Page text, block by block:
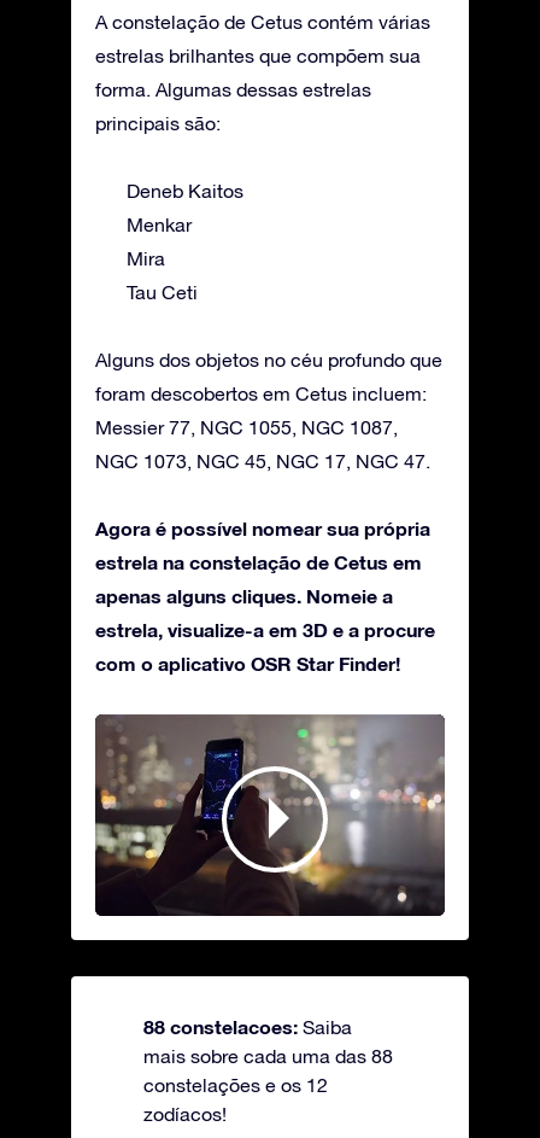
A constelação de Cetus contém várias
estrelas brilhantes que compõem sua
forma. Algumas dessas estrelas
principais são:
Deneb Kaitos
Menkar
Mira
Tau Ceti
Alguns dos objetos no céu profundo que
foram descobertos em Cetus incluem:
Messier 77, NGC 1055, NGC 1087,
NGC 1073, NGC 45, NGC 17, NGC 47.
Agora é possível nomear sua própria
estrela na constelação de Cetus em
apenas alguns cliques. Nomeie a
estrela, visualize-a em 3D e a procure
com o aplicativo OSR Star Finder!
88 constelacoes: Saiba
mais sobre cada uma das 88
constelações e os 12
zodíacos!